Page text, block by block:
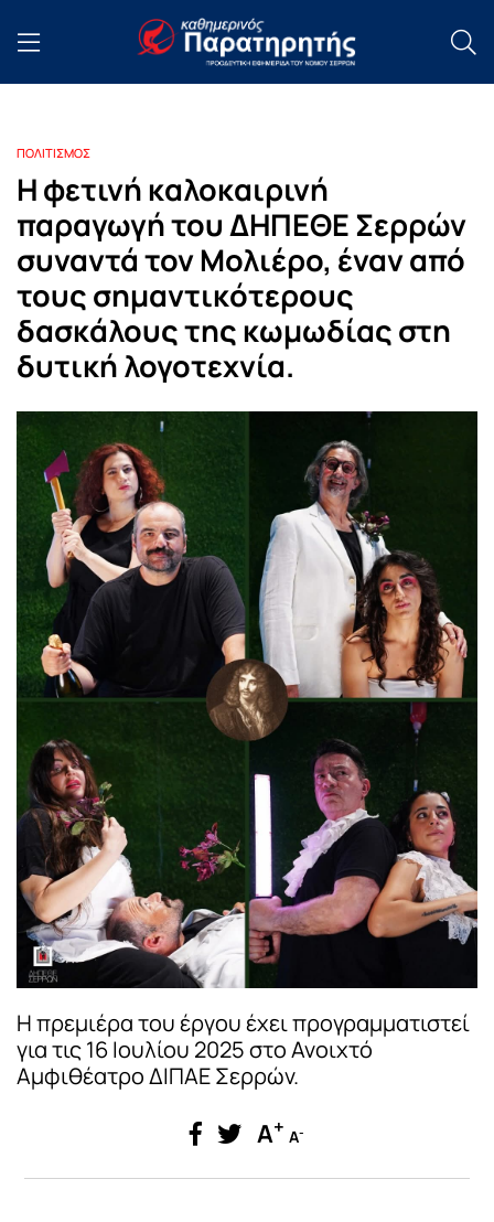
ΠΟΛΙΤΙΣΜΟΣ
Η φετινή καλοκαιρινή
παραγωγή του ΔΗΠΕΘΕ Σερρών
συναντά τον Μολιέρο, έναν από
τους σημαντικότερους
δασκάλους της κωμωδίας στη
δυτική λογοτεχνία.
H πρεμιέρα του έργου έχει προγραμματιστεί
για τις 16 Ιουλίου 2025 στο Ανοιχτό
Αμφιθέατρο ΔΙΠΑΕ Σερρών.
A+ A-